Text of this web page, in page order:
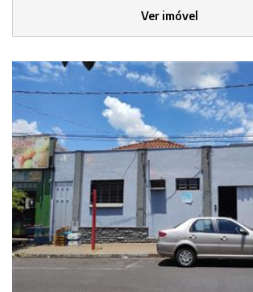
Ver imóvel